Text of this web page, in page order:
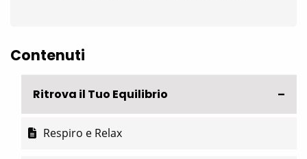
Contenuti
Ritrova il Tuo Equilibrio
Respiro e Relax